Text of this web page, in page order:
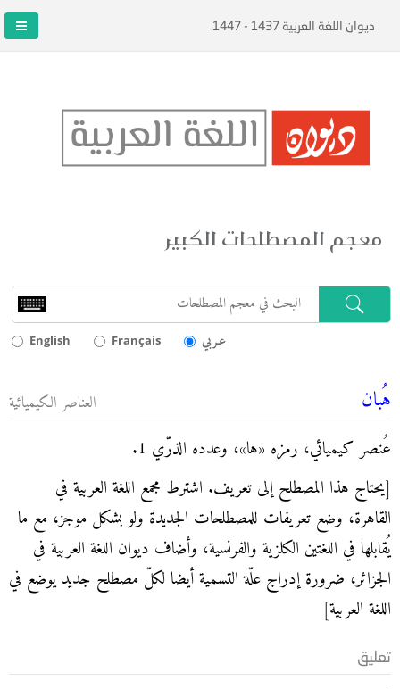
ديوان اللغة العربية 1437 - 1447
معجم المصطلحات الكبير
English Français عـربي
هُبان العناصر الكيميائية
عُنصر كيميائي، رمزه «ها»، وعدده الذرّي 1.
[يحتاج هذا المصطلح إلى تعريف. اشترط مجمع اللغة العربية في
القاهرة، وضع تعريفات للمصطلحات الجديدة ولو بشكل موجز، مع ما
يُقابلها في اللغتين الكلزية والفرنسية، وأضاف ديوان اللغة العربية في
الجزائر، ضرورة إدراج علّة التسمية أيضا لكلّ مصطلح جديد يوضع في
اللغة العربية]
تعليق